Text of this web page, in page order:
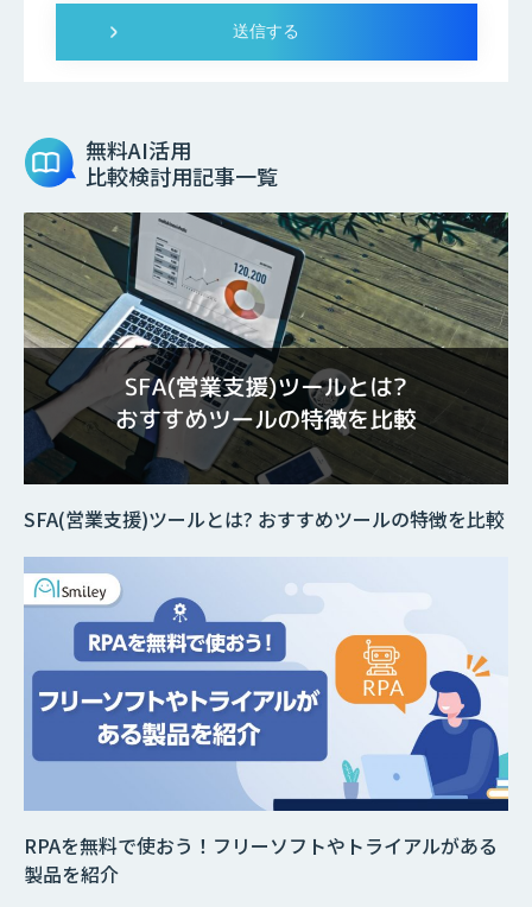
無料AI活用
比較検討用記事一覧
RPAを無料で使おう！フリーソフトやトライアルがある
製品を紹介
SFA(営業支援)ツールとは? おすすめツールの特徴を比較